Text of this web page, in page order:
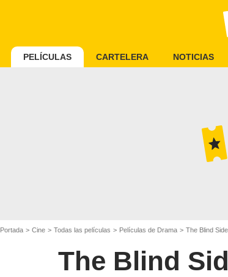
PELÍCULAS CARTELERA NOTICIAS
Portada Cine Todas las películas Películas de Drama The Blind
The Blind